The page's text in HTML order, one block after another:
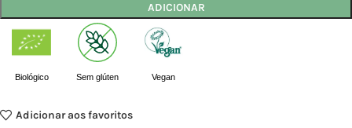
ADICIONAR
Biológico Sem glúten Vegan
Adicionar aos favoritos